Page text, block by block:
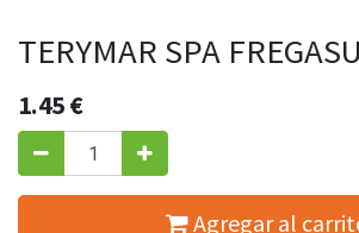
TERYMAR SPA
1.45€
Agregar al